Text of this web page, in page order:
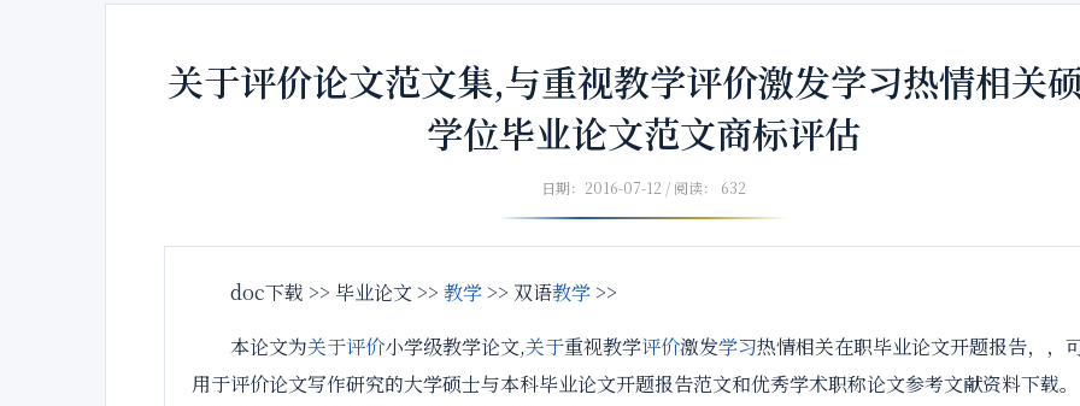
关于评价论文范文集,与重视教学评价激发学习热情相关
学位毕业论文范文商标评估
日期：2016-07-12 / 阅读： 632
doc下载 >> 毕业论文 >> 教学 >> 双语教学 >>
本论文为关于评价小学级教学论文,关于重视教学评价激发学习热情相关在职毕业论文开题报告，，
用于评价论文写作研究的大学硕士与本科毕业论文开题报告范文和优秀学术职称论文参考文献资料下载。